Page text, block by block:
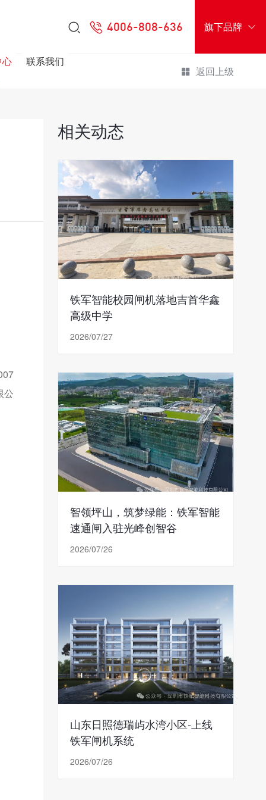
旗下品牌
4006-808-636
心 联系我们
返回上级
公
相关动态
铁军智能校园闸机落地吉首华鑫
高级中学
2026/07/27
智领坪山，筑梦绿能：铁军智能
速通闸入驻光峰创智谷
2026/07/26
山东日照德瑞屿水湾小区-上线
铁军闸机系统
2026/07/26